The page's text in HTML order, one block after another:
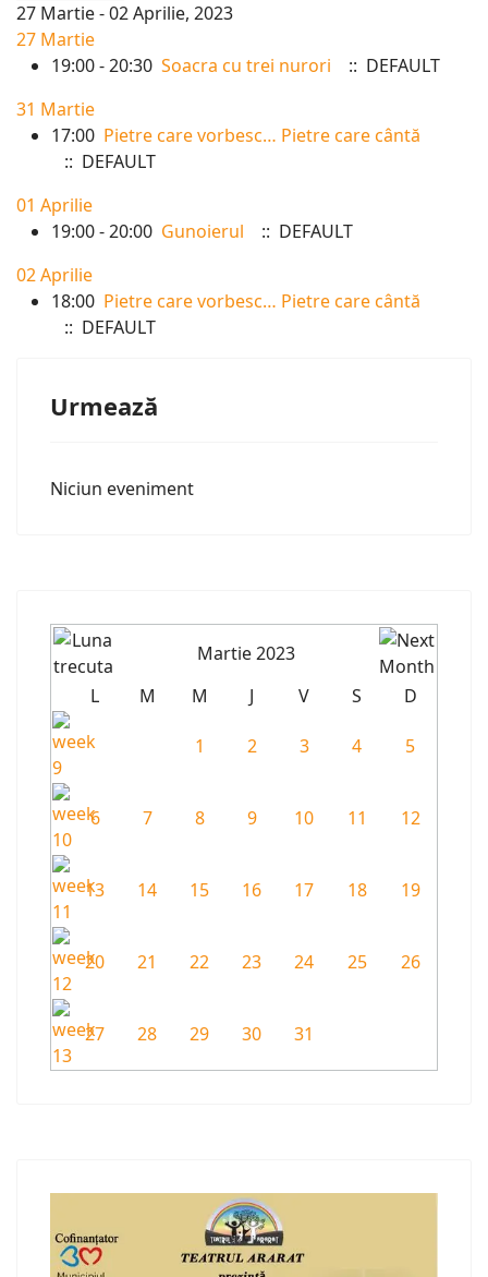
27 Martie - 02 Aprilie, 2023
27 Martie
19:00 - 20:30 Soacra cu trei nurori
:: DEFAULT
31 Martie
17:00 Pietre care vorbesc… Pietre care cântă
:: DEFAULT
01 Aprilie
19:00 - 20:00 Gunoierul
:: DEFAULT
02 Aprilie
18:00 Pietre care vorbesc… Pietre care cântă
:: DEFAULT
Urmează
Niciun eveniment
Martie 2023
L
M M J V S D
1 2 3 4 5
6 7 8 9 10 11 12
13 14 15 16 17 18 19
20 21 22 23 24 25 26
27 28 29 30 31